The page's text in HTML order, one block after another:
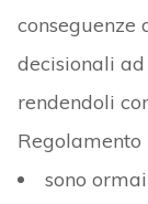
conseguenze
decisionali
rendendoli
Regolamento
sono